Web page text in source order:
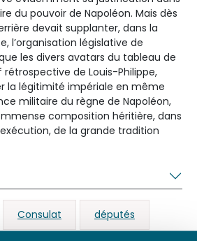
du pouvoir de Napoléon. Mais dès
devait supplanter, dans la
l’organisation législative de
les divers avatars du tableau de
rétrospective de Louis-Philippe,
la légitimité impériale en même
militaire du règne de Napoléon,
composition héritière, dans
de la grande tradition
Consulat députés